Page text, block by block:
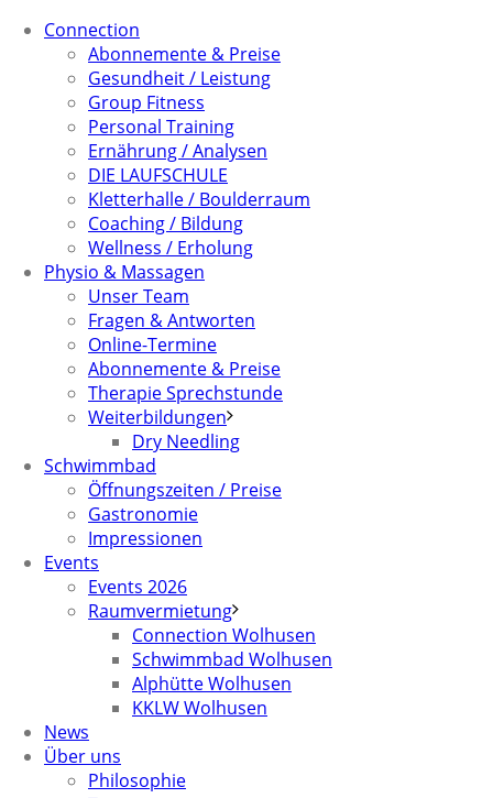
Connection
Abonnemente & Preise
Gesundheit / Leistung
Group Fitness
Personal Training
Ernährung / Analysen
DIE LAUFSCHULE
Kletterhalle / Boulderraum
Coaching / Bildung
Wellness / Erholung
Physio & Massagen
Unser Team
Fragen & Antworten
Online-Termine
Abonnemente & Preise
Therapie Sprechstunde
Weiterbildungen
Dry Needling
Schwimmbad
Öffnungszeiten / Preise
Gastronomie
Impressionen
Events
Events 2026
Raumvermietung
Connection Wolhusen
Schwimmbad Wolhusen
Alphütte Wolhusen
KKLW Wolhusen
News
Über uns
Philosophie